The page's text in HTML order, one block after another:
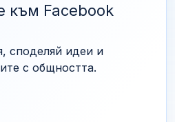
към Facebook
споделяй идеи и
с общността.